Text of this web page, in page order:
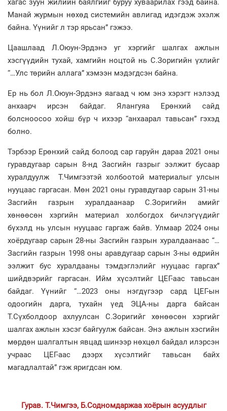
хагас зуун жилийн баялгийг буруу хуваарилах гээд байна.
Манай журмын нөхөд системийн авлигад идэгдэж эхэлж
байна. Үүнийг л тэр ярьсан” гэжээ.
Цаашлаад Л.Оюун-Эрдэнэ уг хэргийг шалгах ажлын
хэсгүүдийн тухай, хамгийн ноцтой нь С.Зоригийн үхлийг
“…Улс төрийн аллага” хэмээн мэдэгдсэн байна.
Ер нь бол Л.Оюун-Эрдэнэ яагаад ч юм энэ хэрэгт нэлээд
анхаарч ирсэн байдаг. Ялангуяа Ерөнхий сайд
болсноосоо хойш бүр ч ихээр “анхаарал тавьсан” гэхэд
болно.
Тэрбээр Ерөнхий сайд болоод сар гаруйн дараа 2021 оны
гуравдугаар сарын 8-нд Засгийн газрыг ээлжит бусаар
хуралдуулж Т.Чимгээтэй холбоотой материалыг улсын
нууцаас гаргасан. Мөн 2021 оны гуравдугаар сарын 31-ны
Засгийн газрын хуралдаанаар С.Зоригийн амийг
хөнөөсөн хэргийн материал холбогдох бичлэгүүдийг
бүхэлд нь улсын нууцаас гаргаж байв. Улмаар 2024 оны
хоёрдугаар сарын 28-ны Засгийн газрын хуралдаанаас “…
Засгийн газрын 1998 оны аравдугаар сарын 3-ны өдрийн
ээлжит бус хуралдааны тэмдэглэлийг нууцаас гаргах”
шийдвэрийг гаргасан. Ийм хүсэлтийг ЦЕГ-аас тавьсан
байдаг. Үүнийг “…2023 оны нэгдүгээр сард ЦЕГ-ын
одоогийн дарга, тухайн үед ЭЦА-ны дарга байсан
Т.Сүхболдоор ахлуулсан С.Зоригийг хөнөөсөн хэргийг
шалгах ажлын хэсэг байгуулж байсан. Энэ ажлын хэсгийн
мөрдөн шалгалтын явцад шинээр нөхцөл байдал илэрсэн
учраас ЦЕГ-аас дээрх хүсэлтийг тавьсан байх
магадлалтай” гэж яригдсан юм.
Гурав. Т.Чимгээ, Б.Содномдаржаа хоёрын асуудлыг